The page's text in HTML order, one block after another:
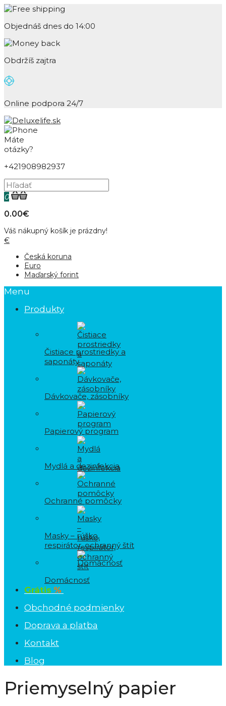
Objednáš dnes do 14:00
Obdržíš zajtra
Online podpora 24/7
Máte
otázky?
+421908982937
0
0.00€
Váš nákupný košík je prázdny!
€
Česká koruna
Euro
Maďarský forint
Menu
Produkty
Čistiace prostriedky a
saponáty
Dávkovače, zásobníky
Papierový program
Mydlá a dezinfekcia
Ochranné pomôcky
Masky – rúško,
respirátor, ochranný štít
Domácnosť
Grátis %
Obchodné podmienky
Doprava a platba
Kontakt
Blog
Priemyselný papier